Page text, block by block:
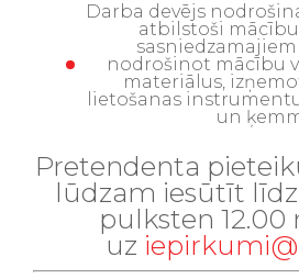
Darba devējs
atbilstoši
nodrošinot mācību
materiālus,
lietošanas
un
Pretendenta
lūdzam iesūtīt līdz
pulksten 12.00
uz